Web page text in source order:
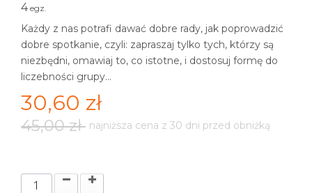
4 egz.
Każdy z nas potrafi dawać dobre rady, jak poprowadzić
dobre spotkanie, czyli: zapraszaj tylko tych, którzy są
niezbędni, omawiaj to, co istotne, i dostosuj formę do
liczebności grupy...
30,60 zł
45,00 zł najniższa cena z 30 dni przed obniżką